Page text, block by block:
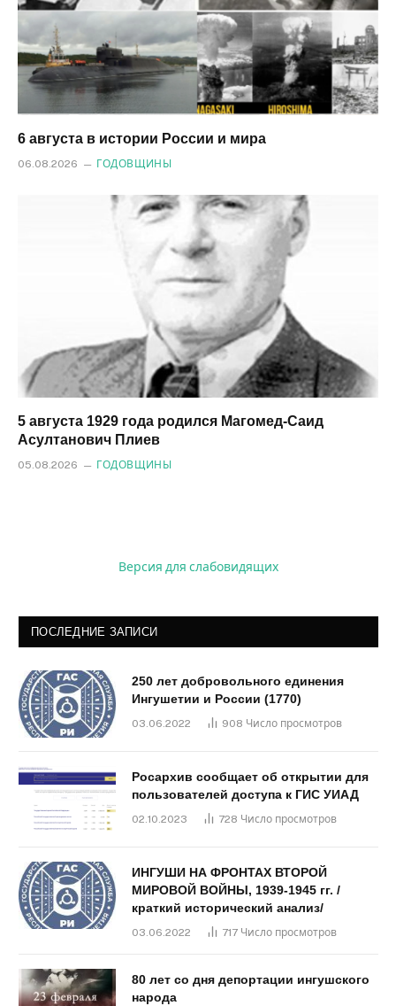
6 августа в истории России и мира
06.08.2026 ГОДОВЩИНЫ
5 августа 1929 года родился Магомед‑Саид
Асултанович Плиев
05.08.2026 ГОДОВЩИНЫ
Версия для слабовидящих
ПОСЛЕДНИЕ ЗАПИСИ
250 лет добровольного единения
Ингушетии и России (1770)
03.06.2022 908 Число просмотров
Росархив сообщает об открытии для
пользователей доступа к ГИС УИАД
02.10.2023 728 Число просмотров
ИНГУШИ НА ФРОНТАХ ВТОРОЙ
МИРОВОЙ ВОЙНЫ, 1939-1945 гг. /
краткий исторический анализ/
03.06.2022 717 Число просмотров
80 лет со дня депортации ингушского
народа